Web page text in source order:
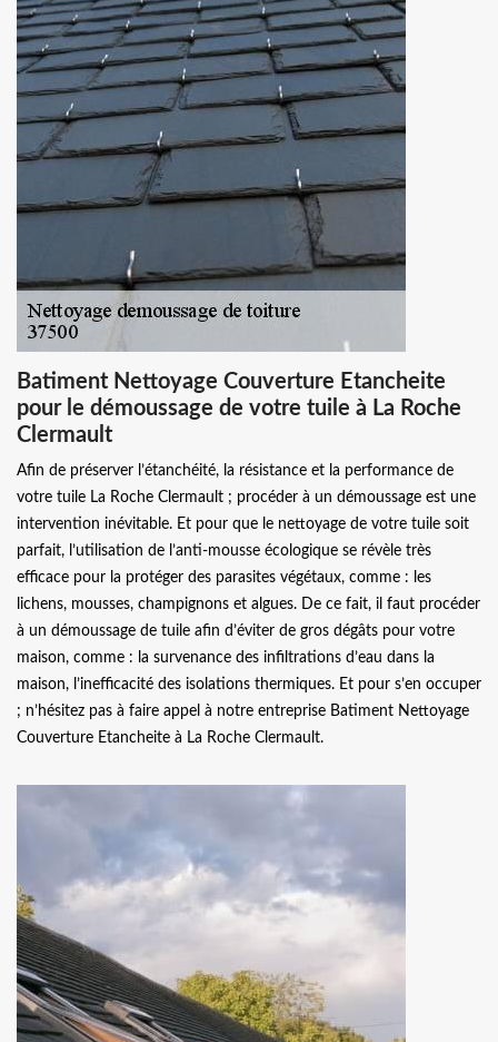
Batiment Nettoyage Couverture Etancheite
pour le démoussage de votre tuile à La Roche
Clermault
Afin de préserver l’étanchéité, la résistance et la performance de
votre tuile La Roche Clermault ; procéder à un démoussage est une
intervention inévitable. Et pour que le nettoyage de votre tuile soit
parfait, l’utilisation de l’anti-mousse écologique se révèle très
efficace pour la protéger des parasites végétaux, comme : les
lichens, mousses, champignons et algues. De ce fait, il faut procéder
à un démoussage de tuile afin d’éviter de gros dégâts pour votre
maison, comme : la survenance des infiltrations d’eau dans la
maison, l’inefficacité des isolations thermiques. Et pour s’en occuper
; n’hésitez pas à faire appel à notre entreprise Batiment Nettoyage
Couverture Etancheite à La Roche Clermault.